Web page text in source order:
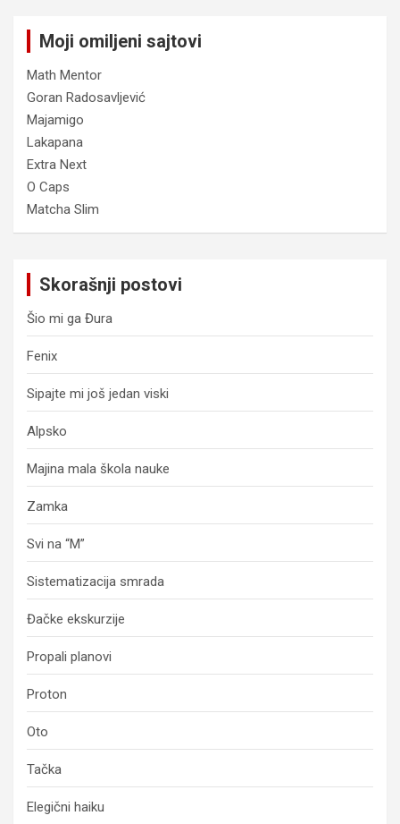
Moji omiljeni sajtovi
Math Mentor
Goran Radosavljević
Majamigo
Lakapana
Extra Next
O Caps
Matcha Slim
Skorašnji postovi
Šio mi ga Đura
Fenix
Sipajte mi još jedan viski
Alpsko
Majina mala škola nauke
Zamka
Svi na “M”
Sistematizacija smrada
Đačke ekskurzije
Propali planovi
Proton
Oto
Tačka
Elegični haiku